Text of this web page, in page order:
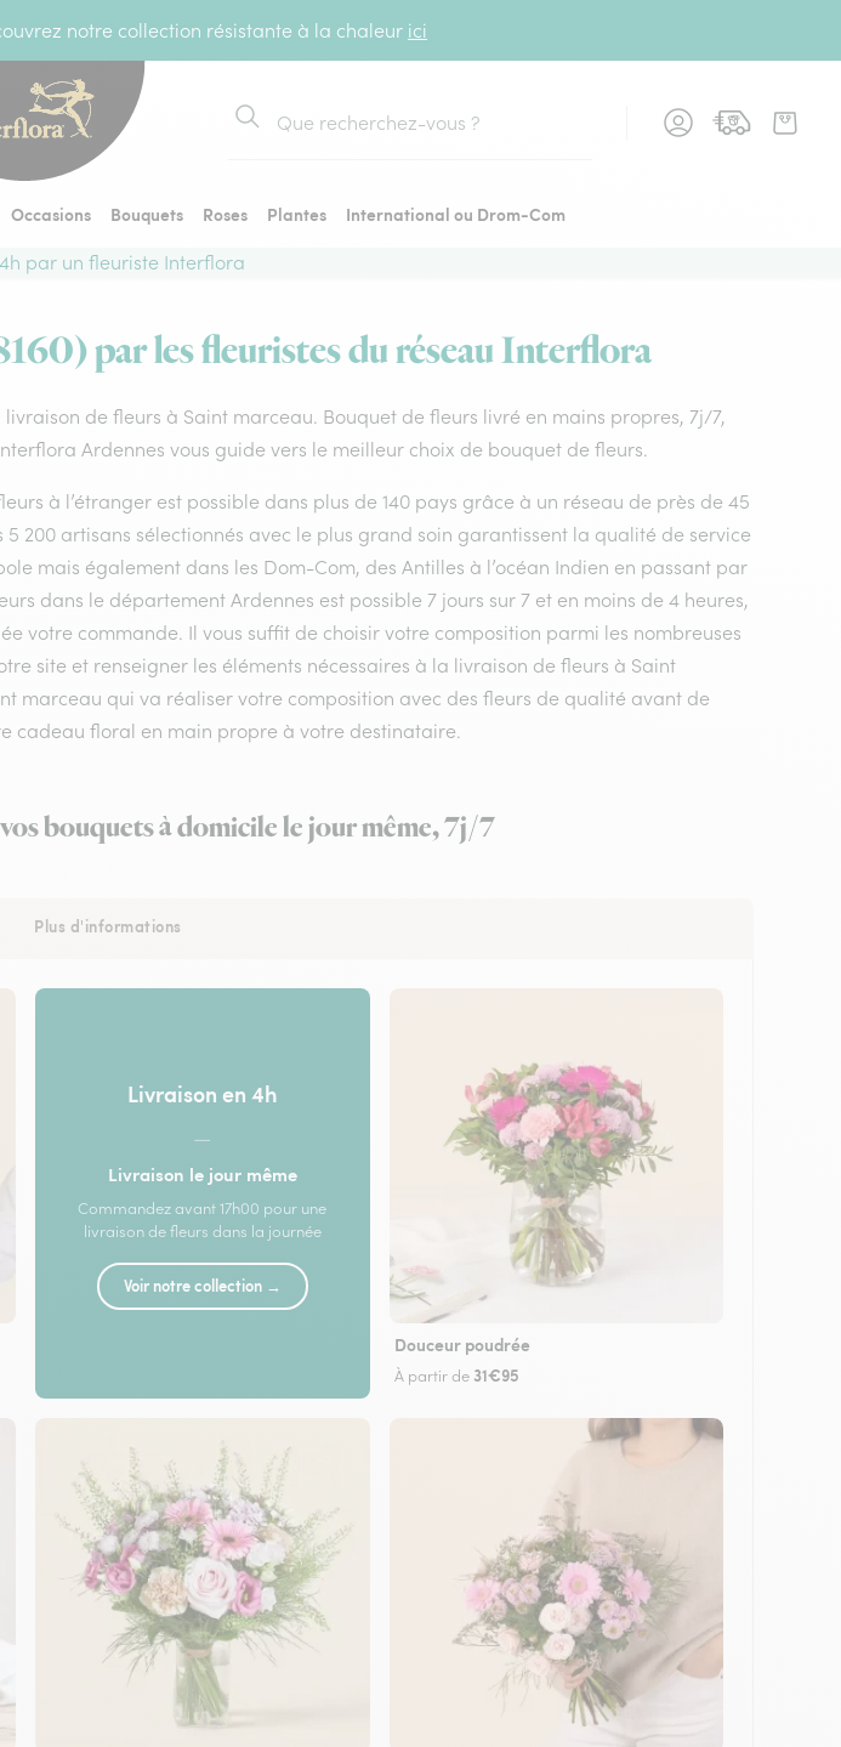
notre collection résistante à la chaleur ici
Rechercher
Occasions Bouquets Roses Plantes
International ou Drom-Com
par un fleuriste Interflora
par les fleuristes du réseau Interflora
de fleurs à Saint marceau. Bouquet de fleurs livré en mains propres, 7j/7,
Ardennes vous guide vers le meilleur choix de bouquet de fleurs.
à l’étranger est possible dans plus de 140 pays grâce à un réseau de près de 45
5 200 artisans sélectionnés avec le plus grand soin garantissent la qualité de service
mais également dans les Dom-Com, des Antilles à l’océan Indien en passant par
dans le département Ardennes est possible 7 jours sur 7 et en moins de 4 heures,
votre commande. Il vous suffit de choisir votre composition parmi les nombreuses
site et renseigner les éléments nécessaires à la livraison de fleurs à Saint
marceau qui va réaliser votre composition avec des fleurs de qualité avant de
cadeau floral en main propre à votre destinataire.
bouquets à domicile le jour même, 7j/7
Plus d'informations
Livraison en 4h
—
Livraison le jour même
Commandez avant 17h00 pour une
livraison de fleurs dans la journée
Voir notre collection →
Douceur poudrée
À partir de 31€95